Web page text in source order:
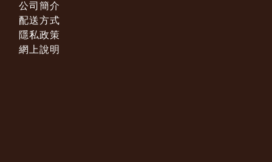
公司簡介
配送方式
隱私政策
網上說明